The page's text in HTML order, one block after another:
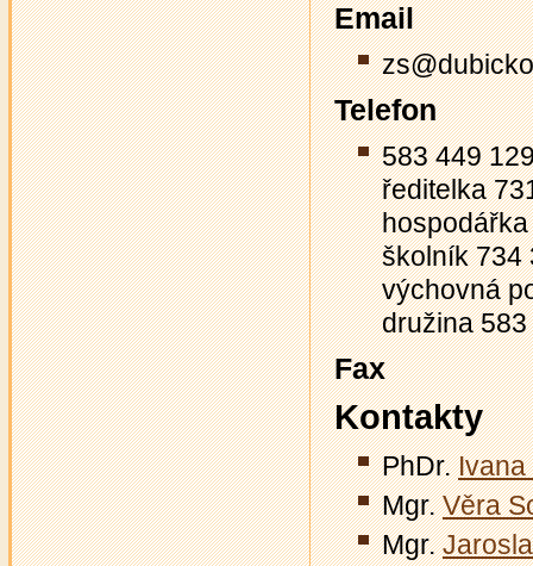
Email
Telefon
583 449
ředitelka
školník 734
výchovná
družina 583
Fax
Kontakty
PhDr.
Mgr.Věra
Mgr.